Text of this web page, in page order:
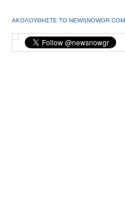
ΑΚΟΛΟΥΘΗΣΤΕ ΤΟ NEWSNOWGR.COM